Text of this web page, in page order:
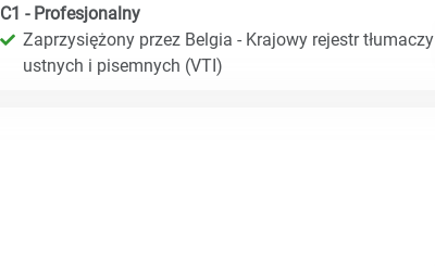
C1 - Profesjonalny
Zaprzysiężony przez Belgia - Krajowy rejestr tłumaczy
ustnych i pisemnych (VTI)